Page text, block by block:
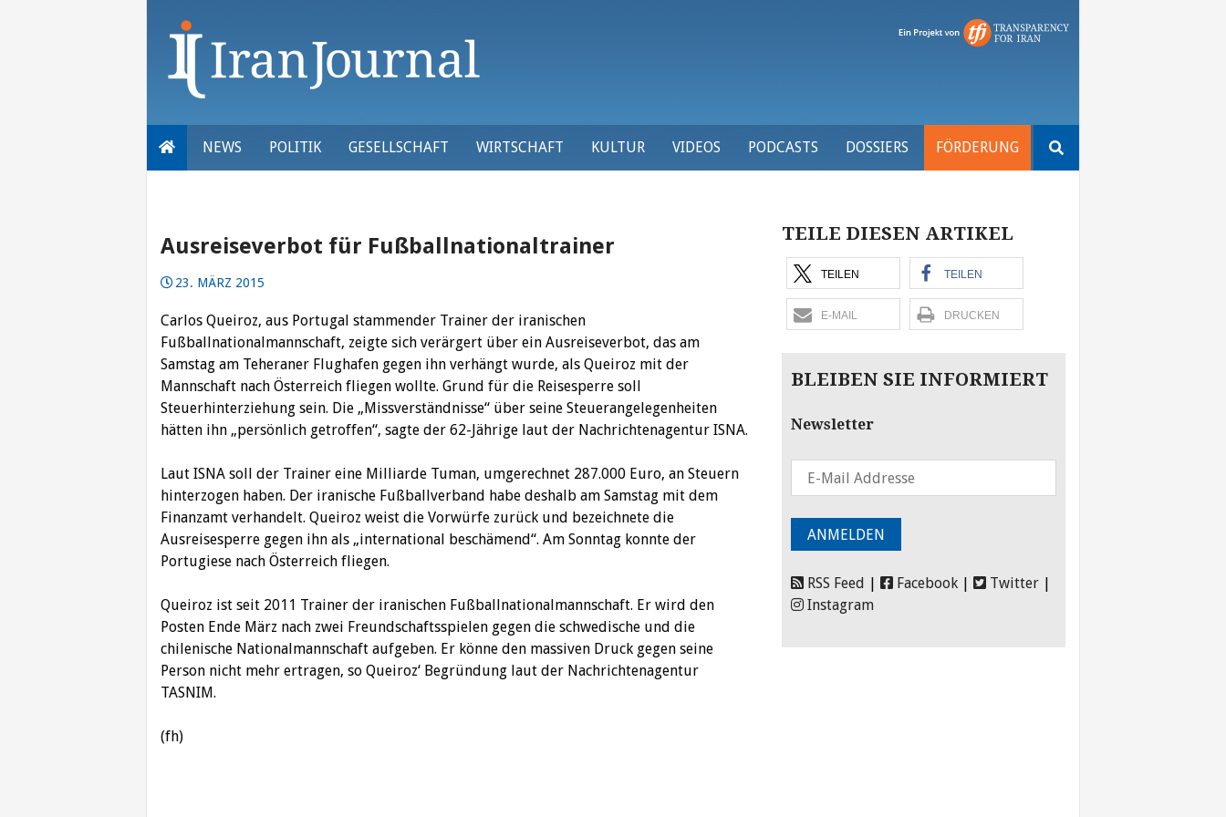
NEWS POLITIK GESELLSCHAFT WIRTSCHAFT KULTUR VIDEOS PODCASTS DOSSIERS FÖRDERUNG
nach:
Ausreiseverbot für Fußballnationaltrainer
23. MÄRZ 2015
Carlos Queiroz, aus Portugal stammender Trainer der iranischen
Fußballnationalmannschaft, zeigte sich verärgert über ein Ausreiseverbot, das am
Samstag am Teheraner Flughafen gegen ihn verhängt wurde, als Queiroz mit der
Mannschaft nach Österreich fliegen wollte. Grund für die Reisesperre soll
Steuerhinterziehung sein. Die „Missverständnisse“ über seine Steuerangelegenheiten
hätten ihn „persönlich getroffen“, sagte der 62-Jährige laut der Nachrichtenagentur ISNA.
Laut ISNA soll der Trainer eine Milliarde Tuman, umgerechnet 287.000 Euro, an Steuern
hinterzogen haben. Der iranische Fußballverband habe deshalb am Samstag mit dem
Finanzamt verhandelt. Queiroz weist die Vorwürfe zurück und bezeichnete die
Ausreisesperre gegen ihn als „international beschämend“. Am Sonntag konnte der
Portugiese nach Österreich fliegen.
Queiroz ist seit 2011 Trainer der iranischen Fußballnationalmannschaft. Er wird den
Posten Ende März nach zwei Freundschaftsspielen gegen die schwedische und die
chilenische Nationalmannschaft aufgeben. Er könne den massiven Druck gegen seine
Person nicht mehr ertragen, so Queiroz‘ Begründung laut der Nachrichtenagentur
TASNIM.
(fh)
TEILE DIESEN ARTIKEL
TEILEN TEILEN
E-MAIL DRUCKEN
BLEIBEN SIE INFORMIERT
Newsletter
RSS Feed Facebook Twitter
Instagram